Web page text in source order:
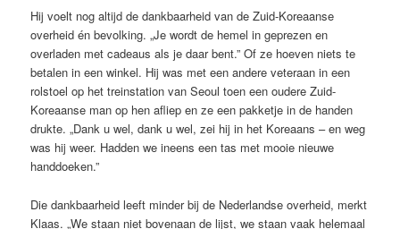
Hij voelt nog altijd de dankbaarheid van de Zuid-Koreaanse
overheid én bevolking. „Je wordt de hemel in geprezen en
overladen met cadeaus als je daar bent.” Of ze hoeven niets te
betalen in een winkel. Hij was met een andere veteraan in een
rolstoel op het treinstation van Seoul toen een oudere Zuid-
Koreaanse man op hen afliep en ze een pakketje in de handen
drukte. „Dank u wel, dank u wel, zei hij in het Koreaans – en weg
was hij weer. Hadden we ineens een tas met mooie nieuwe
handdoeken.”
Die dankbaarheid leeft minder bij de Nederlandse overheid, merkt
Klaas. „We staan niet bovenaan de lijst, we staan vaak helemaal